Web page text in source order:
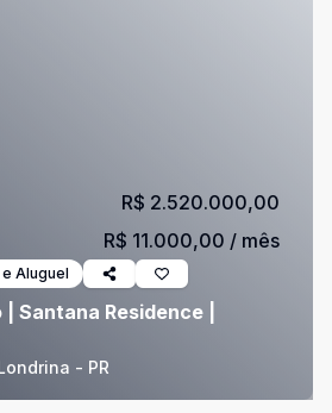
Aluguel
Santana Residence |
- PR
R$ 2.520.000,00
R$ 11.000,00 / mês